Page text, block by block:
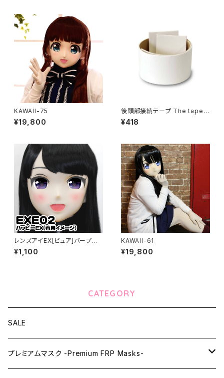
KAWAII-75
¥19,800
後頭部接続テープ The tape o
f connecting back of the h
ead parts
¥418
レンズアイEX[ピュア]パープル
Lens Eye EX[PURE]purple
¥1,100
KAWAII-61
¥19,800
CATEGORY
SALE
プレミアムマスク -Premium FRP Masks-